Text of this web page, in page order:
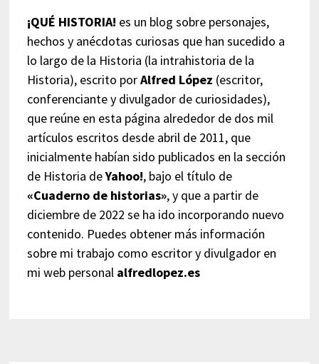
¡QUÉ HISTORIA! es un blog sobre personajes,
hechos y anécdotas curiosas que han sucedido a
lo largo de la Historia (la intrahistoria de la
Historia), escrito porAlfred López (escritor,
conferenciante y divulgador de curiosidades),
que reúne en esta página alrededor de dos mil
artículos escritos desde abril de 2011, que
inicialmente habían sido publicados en la sección
de Historia deYahoo!, bajo el título de
«Cuaderno de historias», y que a partir de
diciembre de 2022 se ha ido incorporando nuevo
contenido. Puedes obtener más información
sobre mi trabajo como escritor y divulgador en
mi web personal alfredlopez.es